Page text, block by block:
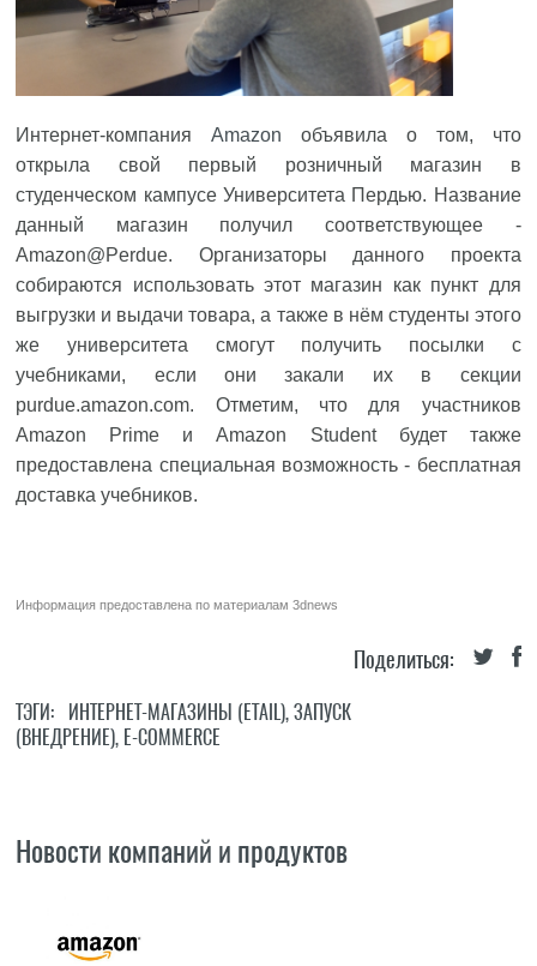
Интернет-компанияAmazon объявила о том, что
открыла свой первый розничный магазин в
студенческом кампусе Университета Пердью. Название
данный магазин получил соответствующее -
Amazon@Perdue. Организаторы данного проекта
собираются использовать этот магазин как пункт для
выгрузки и выдачи товара, а также в нём студенты этого
же университета смогут получить посылки с
учебниками, если они закали их в секции
purdue.amazon.com. Отметим, что для участников
Amazon Prime и Amazon Student будет также
предоставлена специальная возможность - бесплатная
доставка учебников.
Информация предоставлена по материалам3dnews
Поделиться:
ТЭГИ: ИНТЕРНЕТ-МАГАЗИНЫ (ETAIL),ЗАПУСК
(ВНЕДРЕНИЕ), E-COMMERCE
Новости компаний и продуктов